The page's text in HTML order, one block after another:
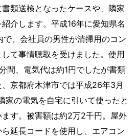
類送検となったケースや、隣家
介します。平成16年に愛知県名
、会社員の男性が清掃用のコン
て事情聴取を受けました。使用
間、電気代は約1円でしたが書類
京都府木津市では平成26年3月
家の電気を自宅に引いて使ったと
す。被害額は約2万2千円。屋外
延長コードを使用し、エアコン